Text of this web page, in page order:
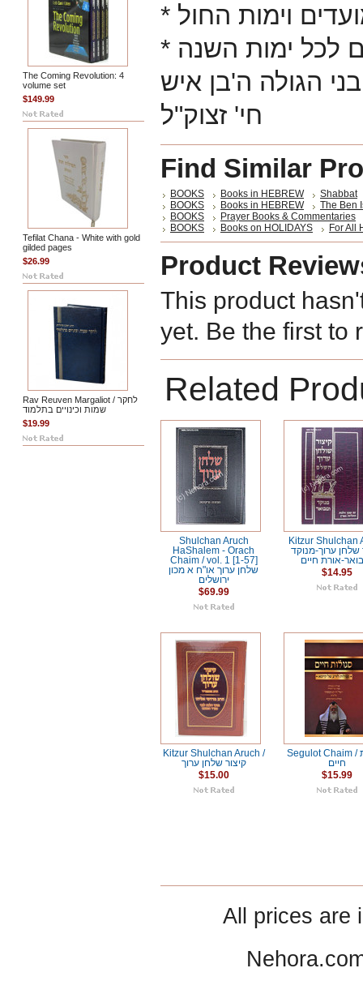
The Coming Revolution: 4
volume set
$149.99
Tefilat Chana - White with gold
gilded pages
$26.99
Rav Reuven Margaliot / לחקר
שמות וכינויים בתלמוד
$19.99
וימות החול
לכל ימות השנה
הגולה ה'בן איש
חי' זצוק"ל
Find Similar
BOOKS Books in HEBREW
Shabbat
BOOKS
Books in HEBREW
The Ben
BOOKS
Prayer Books & Commentaries
BOOKS
Books on HOLIDAYS For All
Product
This product
yet. Be the first to
Related
Shulchan Aruch
HaShalem - Orach
Chaim / vol. 1 [1-57]
שלחן ערוך או"ח א מכון
ירושלים
$69.99
Kitzur Shulchan
שלחן ערוך-מנוקד
אורת חיים
$14.95
Kitzur Shulchan Aruch /
קיצור שלחן ערוך
$15.00
Segulot Chaim / סגולות
חיים
$15.99
All prices are